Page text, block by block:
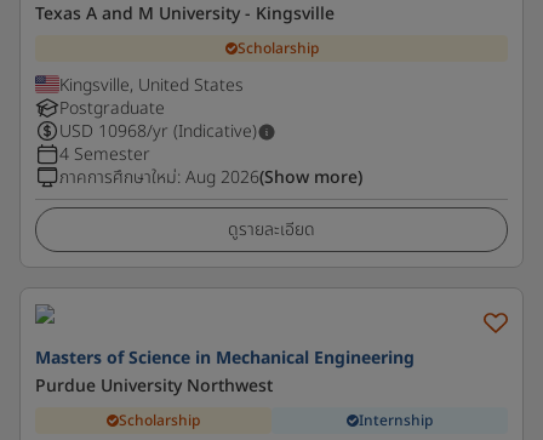
Texas A and M University - Kingsville
Scholarship
Kingsville, United States
Postgraduate
USD 10968/yr (Indicative)
4 Semester
ภาคการศึกษาใหม่:Aug 2026(Show more)
ดูรายละเอียด
Masters of Science in Mechanical Engineering
Purdue University Northwest
Scholarship Internship